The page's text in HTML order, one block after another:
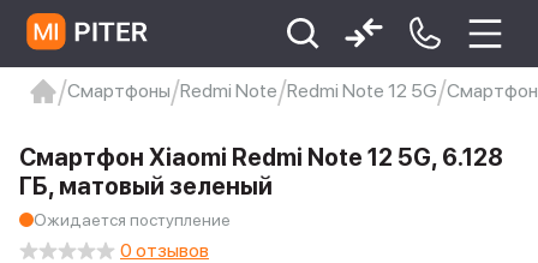
Xiaomi 9 про
xiaomi redmi 12c
Смартфоны Redmi Note Redmi Note 12 5G Смартфон
Смартфон Xiaomi Redmi Note 12 5G, 6.128
ГБ, матовый зеленый
Ожидается поступление
0 отзывов